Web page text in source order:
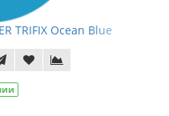
TRIFIX Ocean Blue